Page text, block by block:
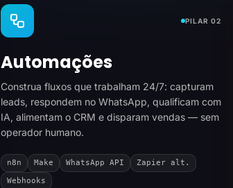
PILAR 02
Automações
Construa fluxos que trabalham 24/7: capturam
leads, respondem no WhatsApp, qualificam com
IA, alimentam o CRM e disparam vendas — sem
operador humano.
n8n Make WhatsApp API
Zapier alt.
Webhooks